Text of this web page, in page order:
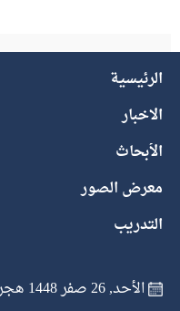
الرئيسية
الاخبار
الأبحاث
معرض الصور
التدريب
الأحد, 26 صفر 1448 هجريا, 9 أغسطس 2026 ميلاديا.